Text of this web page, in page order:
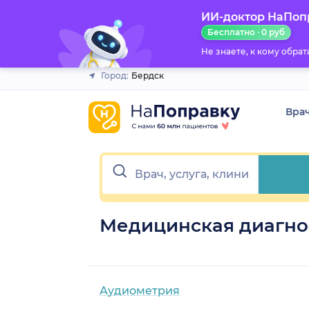
ИИ-доктор
Бесплатно · 0 руб
Не знаете, к кому
Город: Бердск
Медицинская
Аудиометрия